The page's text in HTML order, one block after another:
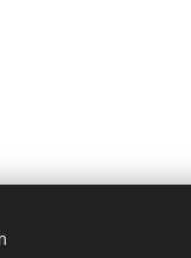
Veselí nad Moravou |